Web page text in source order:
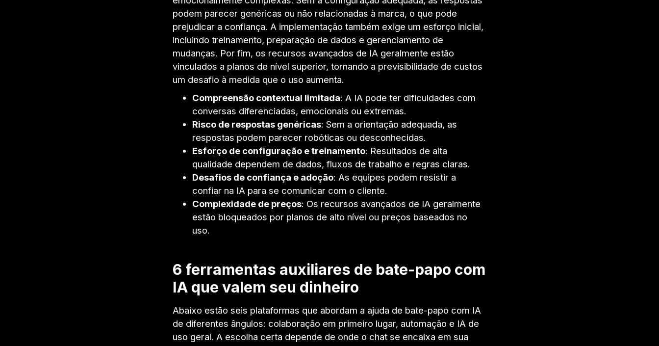
podem parecer genéricas ou não relacionadas à marca, o que pode
prejudicar a confiança. A implementação também exige um esforço inicial,
incluindo treinamento, preparação de dados e gerenciamento de
mudanças. Por fim, os recursos avançados de IA geralmente estão
vinculados a planos de nível superior, tornando a previsibilidade de custos
um desafio à medida que o uso aumenta.
Compreensão contextual limitada: A IA pode ter dificuldades com
conversas diferenciadas, emocionais ou extremas.
Risco de respostas genéricas: Sem a orientação adequada, as
respostas podem parecer robóticas ou desconhecidas.
Esforço de configuração e treinamento: Resultados de alta
qualidade dependem de dados, fluxos de trabalho e regras claras.
Desafios de confiança e adoção: As equipes podem resistir a
confiar na IA para se comunicar com o cliente.
Complexidade de preços: Os recursos avançados de IA geralmente
estão bloqueados por planos de alto nível ou preços baseados no
uso.
6 ferramentas auxiliares de bate-papo com
IA que valem seu dinheiro
Abaixo estão seis plataformas que abordam a ajuda de bate-papo com IA
de diferentes ângulos: colaboração em primeiro lugar, automação e IA de
uso geral. A escolha certa depende de onde o chat se encaixa em sua